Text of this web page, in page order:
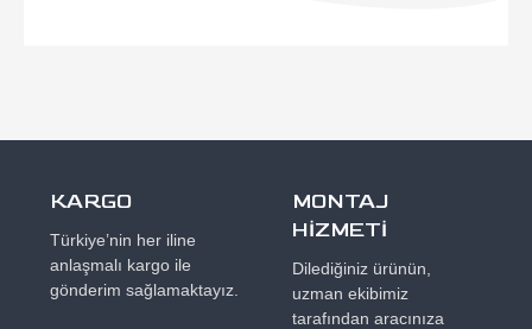
KARGO
Türkiye’nin her iline
anlaşmalı kargo ile
gönderim sağlamaktayız.
MONTAJ
HİZMETİ
Dilediğiniz ürünün,
uzman ekibimiz
tarafından aracınıza